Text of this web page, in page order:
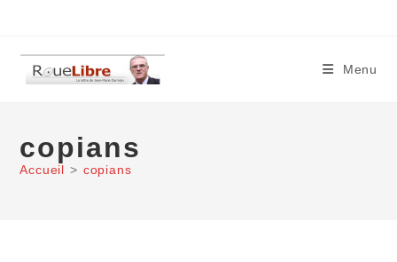
content
Menu
copians
Accueil > copians